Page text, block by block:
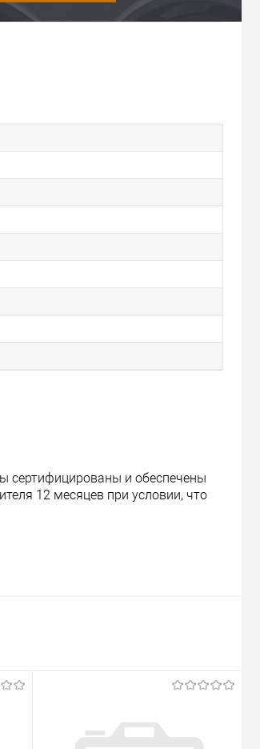
сертифицированы и обеспечены
12 месяцев при условии, что